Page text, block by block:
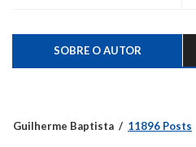
SOBRE O AUTOR
Guilherme Baptista 11896 Posts